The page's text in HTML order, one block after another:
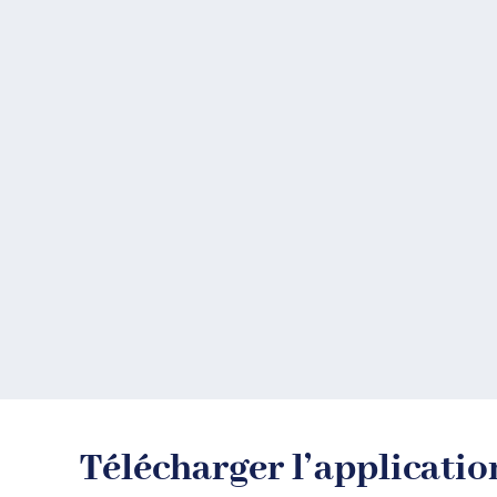
Télécharger